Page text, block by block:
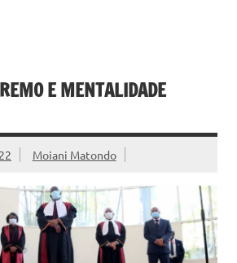
E MENTALIDADE
Moiani Matondo